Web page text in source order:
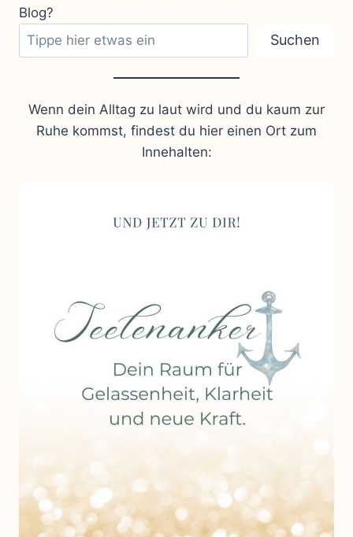
Blog?
Suchen
Wenn dein Alltag zu laut wird und du kaum zur
Ruhe kommst, findest du hier einen Ort zum
Innehalten: